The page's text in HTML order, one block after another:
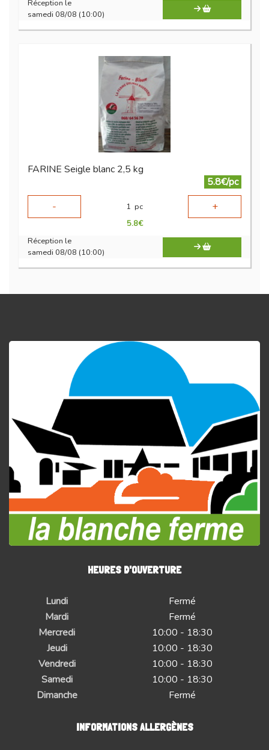
Réception le
samedi 08/08 (10:00)
FARINE Seigle blanc 2,5 kg
5.8€/pc
-
1 pc +
5.8€
Réception le
samedi 08/08 (10:00)
HEURES D'OUVERTURE
Lundi
Fermé
Mardi
Fermé
Mercredi
10:00 - 18:30
Jeudi
10:00 - 18:30
Vendredi
10:00 - 18:30
Samedi
10:00 - 18:30
Dimanche
Fermé
INFORMATIONS ALLERGÈNES